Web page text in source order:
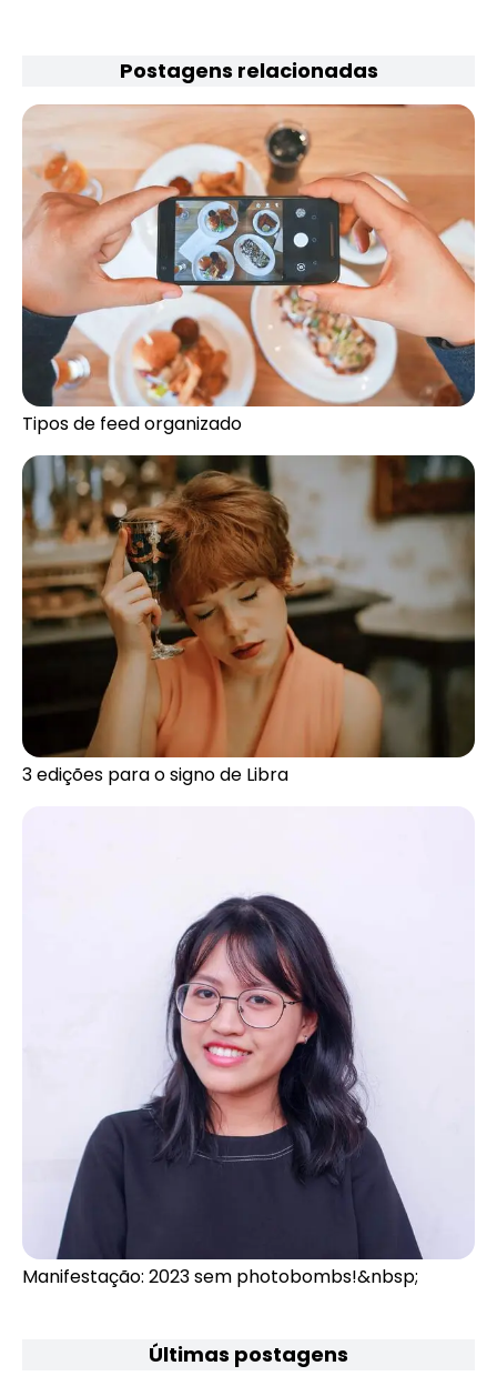
Postagens relacionadas
Tipos de feed organizado
3 edições para o signo de Libra
Manifestação: 2023 sem photobombs!&nbsp;
Últimas postagens